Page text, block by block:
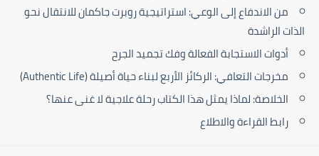
من الاندفاع إلى الوعي: استراتيجية روبرت جاكمان للانتقال نحو
الذات الراشدة
أدوات الاستجابة الفعالة وفك تجميد الجرح
مخرجات التعافي: الركائز الأربع لبناء حياة أصيلة (Authentic Life)
الخلاصة: لماذا يمثل هذا الكتاب رحلة علاجية لا غنى عنها؟
رابط القراءة والاطلاع